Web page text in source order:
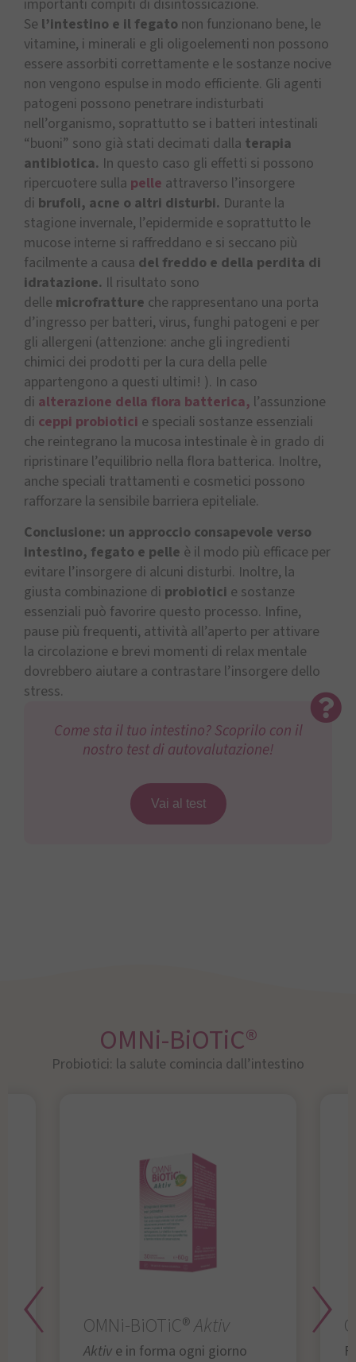
importanti compiti di disintossicazione.
Se l’intestino e il fegato non funzionano bene, le
vitamine, i minerali e gli oligoelementi non possono
essere assorbiti correttamente e le sostanze nocive
non vengono espulse in modo efficiente. Gli agenti
patogeni possono penetrare indisturbati
nell’organismo, soprattutto se i batteri intestinali
“buoni” sono già stati decimati dalla terapia
antibiotica. In questo caso gli effetti si possono
ripercuotere sulla pelle attraverso l’insorgere
di brufoli, acne o altri disturbi. Durante la
stagione invernale, l’epidermide e soprattutto le
mucose interne si raffreddano e si seccano più
facilmente a causa del freddo e della perdita di
idratazione. Il risultato sono
delle microfratture che rappresentano una porta
d’ingresso per batteri, virus, funghi patogeni e per
gli allergeni (attenzione: anche gli ingredienti
chimici dei prodotti per la cura della pelle
appartengono a questi ultimi! ). In caso
di alterazione della flora batterica, l’assunzione
di ceppi probiotici e speciali sostanze essenziali
che reintegrano la mucosa intestinale è in grado di
ripristinare l’equilibrio nella flora batterica. Inoltre,
anche speciali trattamenti e cosmetici possono
rafforzare la sensibile barriera epiteliale.
Conclusione: un approccio consapevole verso
intestino, fegato e pelle è il modo più efficace per
evitare l’insorgere di alcuni disturbi. Inoltre, la
giusta combinazione di probiotici e sostanze
essenziali può favorire questo processo. Infine,
pause più frequenti, attività all’aperto per attivare
la circolazione e brevi momenti di relax mentale
dovrebbero aiutare a contrastare l’insorgere dello
stress.
Come sta il tuo intestino? Scoprilo con il
nostro test di autovalutazione!
Vai al test
OMNi-BiOTiC®
Probiotici: la salute comincia dall’intestino
OMNi-BiOTiC®Aktiv
Aktiv e in forma ogni giorno